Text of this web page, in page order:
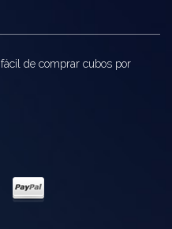
de comprar cubos por